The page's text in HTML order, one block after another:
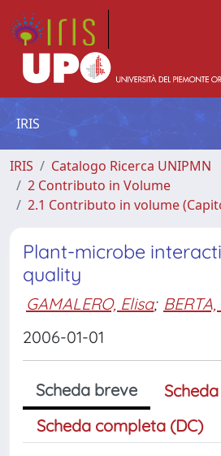
IRIS
IRIS
Catalogo Ricerca UNIPMN
2 Contributo in Volume
2.1 Contributo in volume
Plant-microbe
quality
GAMALERO, Elisa;
2006-01-01
Scheda breve
Scheda completa (DC)